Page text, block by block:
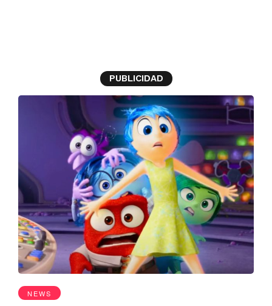
PUBLICIDAD
NEWS